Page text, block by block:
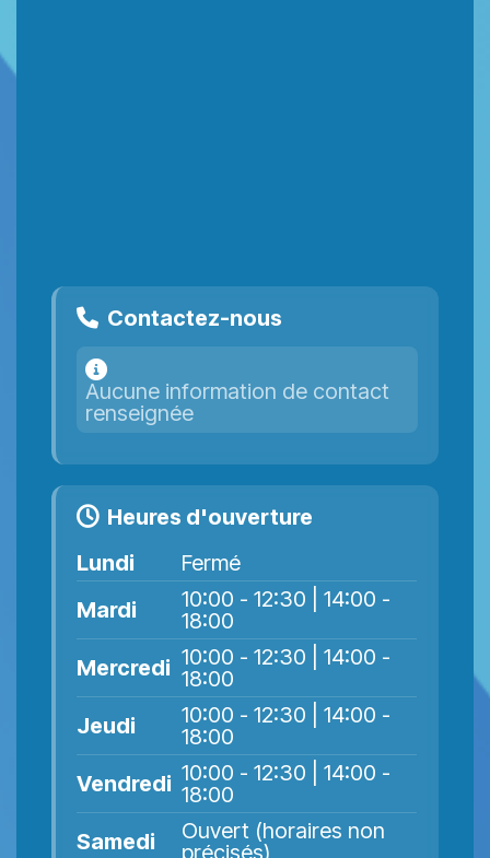
Contactez-nous
Aucune information de contact
renseignée
Heures d'ouverture
Lundi
Fermé
Mardi
10:00 - 12:30 | 14:00 -
18:00
Mercredi 10:00 - 12:30 | 14:00 -
18:00
Jeudi
10:00 - 12:30 | 14:00 -
18:00
Vendredi 10:00 - 12:30 | 14:00 -
18:00
Samedi
Ouvert (horaires non
précisés)